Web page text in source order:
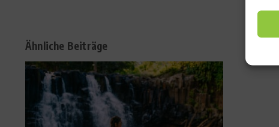
Ähnliche Beiträge